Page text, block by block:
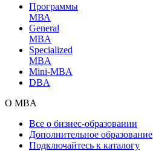
Программы
МВА
General
MBA
Specialized
MBA
Mini-MBA
DBA
О MBA
Все о бизнес-образовании
Дополнительное образование
Подключайтесь к каталогу